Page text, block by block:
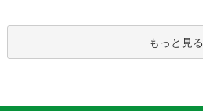
もっと見る